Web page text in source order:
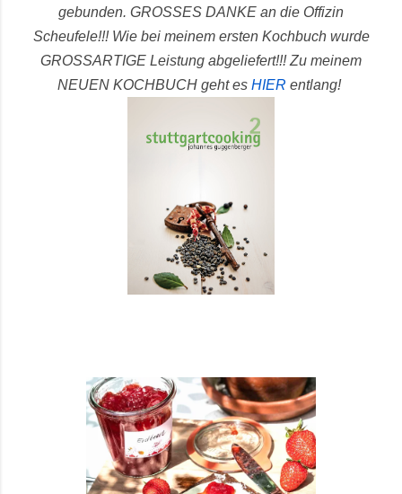
gebunden. GROSSES DANKE an die Offizin
Scheufele!!! Wie bei meinem ersten Kochbuch wurde
GROSSARTIGE Leistung abgeliefert!!!Zu meinem
NEUEN KOCHBUCH geht es HIER entlang!